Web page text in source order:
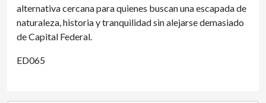
alternativa cercana para quienes buscan una escapada de
naturaleza, historia y tranquilidad sin alejarse demasiado
de Capital Federal.
ED065